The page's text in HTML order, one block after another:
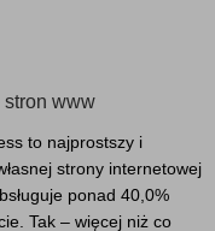
stron www
to najprostszy i
strony internetowej
ponad 40,0%
Tak – więcej niż co